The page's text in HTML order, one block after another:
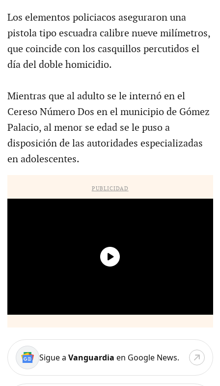
Los elementos policiacos aseguraron una
pistola tipo escuadra calibre nueve milímetros,
que coincide con los casquillos percutidos el
día del doble homicidio.
Mientras que al adulto se le internó en el
Cereso Número Dos en el municipio de Gómez
Palacio, al menor se edad se le puso a
disposición de las autoridades especializadas
en adolescentes.
PUBLICIDAD
Sigue a Vanguardia en Google News.